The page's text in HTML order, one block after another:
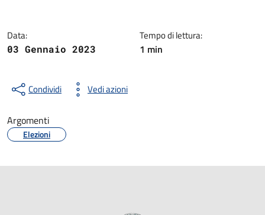
Data:
03 Gennaio 2023
Tempo di lettura:
1 min
Condividi Vedi azioni
Argomenti
Elezioni